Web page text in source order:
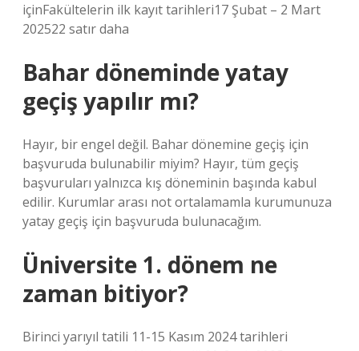
içinFakültelerin ilk kayıt tarihleri17 Şubat – 2 Mart
202522 satır daha
Bahar döneminde yatay
geçiş yapılır mı?
Hayır, bir engel değil. Bahar dönemine geçiş için
başvuruda bulunabilir miyim? Hayır, tüm geçiş
başvuruları yalnızca kış döneminin başında kabul
edilir. Kurumlar arası not ortalamamla kurumunuza
yatay geçiş için başvuruda bulunacağım.
Üniversite 1. dönem ne
zaman bitiyor?
Birinci yarıyıl tatili 11-15 Kasım 2024 tarihleri ​​